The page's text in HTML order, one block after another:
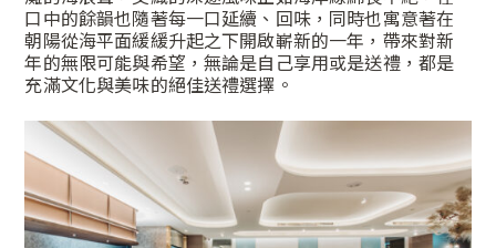
口中的餘韻也隨著每一口延續、回味，同時也寓意著在
朝陽從海平面緩緩升起之下開啟嶄新的一年，帶來對新
年的無限可能與希望，無論是自己享用或是送禮，都是
充滿文化與美味的絕佳送禮選擇。